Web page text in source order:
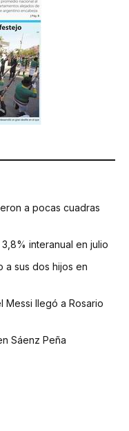
a pocas cuadras
interanual en julio
a sus dos hijos en
Messi llegó a Rosario
Sáenz Peña